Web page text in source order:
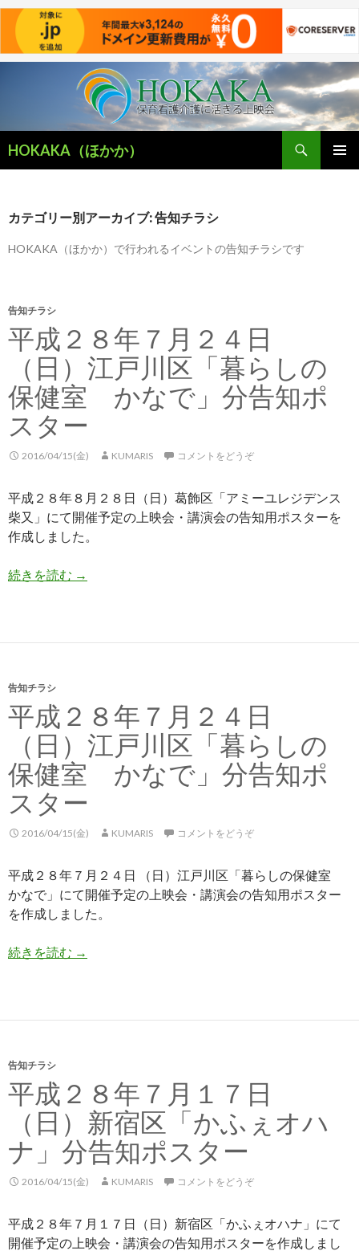
HOKAKA（ほかか）
索
ン
へ
カテゴリー別アーカイブ: 告知チラシ
HOKAKA（ほかか）で行われるイベントの告知チラシです
告知チラシ
平成２８年７月２４日
（日）江戸川区「暮らしの
保健室 かなで」分告知ポ
スター
2016/04/15(金) KUMARIS コメントをどうぞ
平成２８年８月２８日（日）葛飾区「アミーユレジデンス
柴又」にて開催予定の上映会・講演会の告知用ポスターを
作成しました。
続きを読む 平成２８年７月２４日 （日）江戸川区「暮ら
→
告知チラシ
平成２８年７月２４日
（日）江戸川区「暮らしの
保健室 かなで」分告知ポ
スター
2016/04/15(金) KUMARIS コメントをどうぞ
平成２８年７月２４日 （日）江戸川区「暮らしの保健室
かなで」にて開催予定の上映会・講演会の告知用ポスター
を作成しました。
続きを読む 平成２８年７月２４日 （日）江戸川区「暮ら
→
告知チラシ
平成２８年７月１７日
（日）新宿区「かふぇオハ
ナ」分告知ポスター
2016/04/15(金) KUMARIS コメントをどうぞ
平成２８年７月１７日（日）新宿区「かふぇオハナ」にて
開催予定の上映会・講演会の告知用ポスターを作成しまし